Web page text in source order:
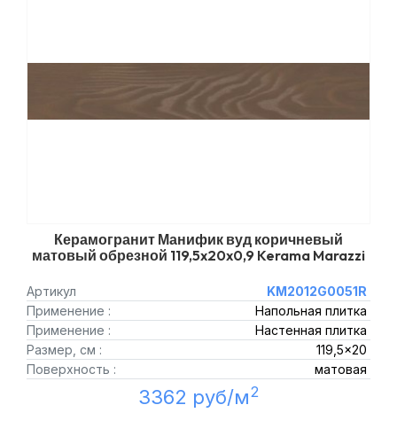
Керамогранит Манифик вуд коричневый
матовый обрезной 119,5x20x0,9 Kerama Marazzi
Артикул
KM2012G0051R
Применение :
Напольная плитка
Применение :
Настенная плитка
Размер, см :
119,5x20
Поверхность :
матовая
3362 руб/м2